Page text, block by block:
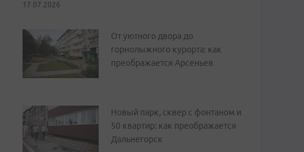
17.07.2026
От уютного двора до
горнолыжного курорта: как
преображается Арсеньев
Новый парк, сквер с фонтаном и
50 квартир: как преображается
Дальнегорск